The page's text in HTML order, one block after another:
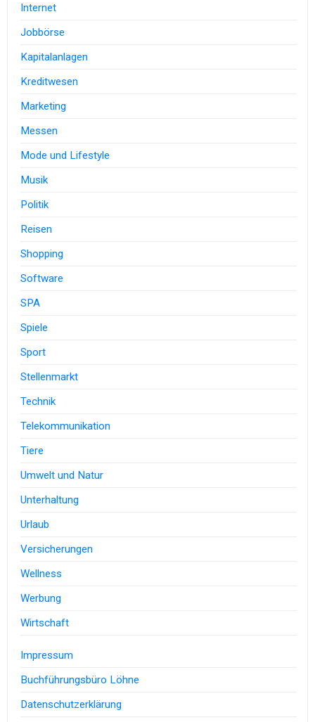
Internet
Jobbörse
Kapitalanlagen
Kreditwesen
Marketing
Messen
Mode und Lifestyle
Musik
Politik
Reisen
Shopping
Software
SPA
Spiele
Sport
Stellenmarkt
Technik
Telekommunikation
Tiere
Umwelt und Natur
Unterhaltung
Urlaub
Versicherungen
Wellness
Werbung
Wirtschaft
Impressum
Buchführungsbüro Löhne
Datenschutzerklärung